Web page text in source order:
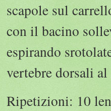
scapole sul
con il bacino
espirando
vertebre dorsali
Ripetizioni: 10